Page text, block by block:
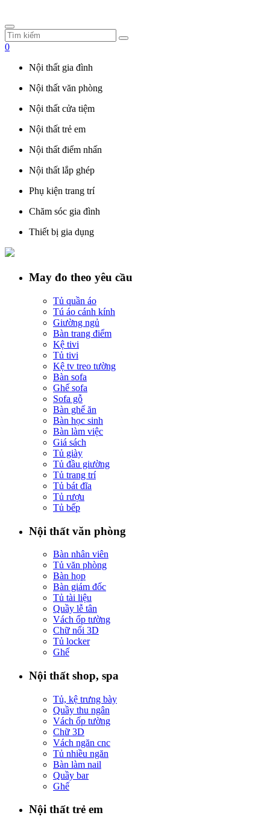
0
Nội thất gia đình
Nội thất văn phòng
Nội thất cửa tiệm
Nội thất trẻ em
Nội thất điểm nhấn
Nội thất lắp ghép
Phụ kiện trang trí
Chăm sóc gia đình
Thiết bị gia dụng
May đo theo yêu cầu
Tủ quần áo
Tú áo cánh kính
Giường ngủ
Bàn trang điểm
Kệ tivi
Tủ tivi
Kệ tv treo tường
Bàn sofa
Ghế sofa
Sofa gỗ
Bàn ghế ăn
Bàn học sinh
Bàn làm việc
Giá sách
Tủ giày
Tủ đầu giường
Tủ trang trí
Tủ bát đĩa
Tủ rượu
Tủ bếp
Nội thất văn phòng
Bàn nhân viên
Tủ văn phòng
Bàn họp
Bàn giám đốc
Tủ tài liệu
Quầy lễ tân
Vách ốp tường
Chữ nổi 3D
Tủ locker
Ghế
Nội thất shop, spa
Tủ, kệ trưng bày
Quầy thu ngân
Vách ốp tường
Chữ 3D
Vách ngăn cnc
Tủ nhiều ngăn
Bàn làm nail
Quầy bar
Ghế
Nội thất trẻ em